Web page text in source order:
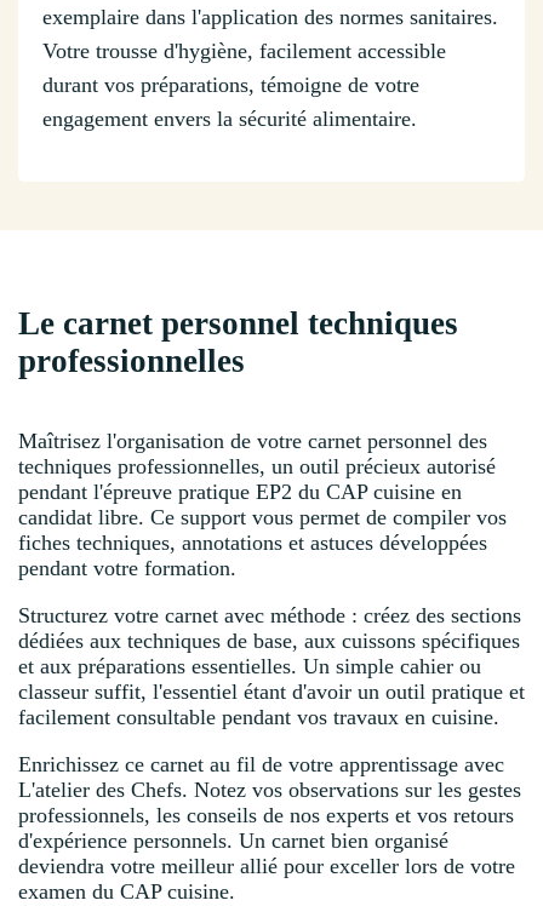
exemplaire dans l'application des normes sanitaires.
Votre trousse d'hygiène, facilement accessible
durant vos préparations, témoigne de votre
engagement envers la sécurité alimentaire.
Le carnet personnel techniques
professionnelles
Maîtrisez l'organisation de votre carnet personnel des
techniques professionnelles, un outil précieux autorisé
pendant l'épreuve pratique EP2 du CAP cuisine en
candidat libre. Ce support vous permet de compiler vos
fiches techniques, annotations et astuces développées
pendant votre formation.
Structurez votre carnet avec méthode : créez des sections
dédiées aux techniques de base, aux cuissons spécifiques
et aux préparations essentielles. Un simple cahier ou
classeur suffit, l'essentiel étant d'avoir un outil pratique et
facilement consultable pendant vos travaux en cuisine.
Enrichissez ce carnet au fil de votre apprentissage avec
L'atelier des Chefs. Notez vos observations sur les gestes
professionnels, les conseils de nos experts et vos retours
d'expérience personnels. Un carnet bien organisé
deviendra votre meilleur allié pour exceller lors de votre
examen du CAP cuisine.